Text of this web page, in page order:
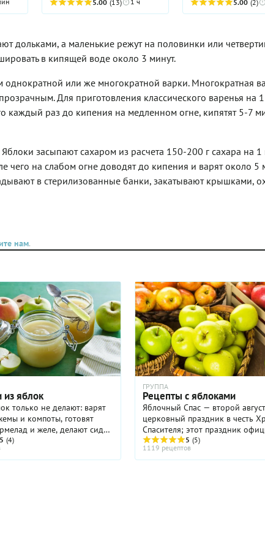
крупнее. В общем, если вам
варенье по нашему
рецепту — и обязательно с
хвостиками!
становясь почти
сохранилось
красивое,
такое у вас и
нашему рецепту.
5.00 (13)
нас этим вкусным
варений-ассорти,
варю в различных
сочетаниях.
вкусно и
5.00 (2)
дольками, а маленькие режут на половинки или
в кипящей воде около 3 минут.
или же многократной варки. Многократная
Для приготовления классического варенья на
каждый раз до кипения на медленном огне, кипятят 5-7
засыпают сахаром из расчета 150-200 г сахара на 1
чего на слабом огне доводят до кипения и варят около 5
в стерилизованные банки, закатывают крышками,
нам.
из яблок
только не делают: варят
и компоты, готовят
и желе, делают сидр.
способ заготовки
плодов, которые
...
(4)
ГРУППА
Рецепты с яблоками
Яблочный Спас — второй
церковный праздник в честь
Спасителя; этот праздник
именуется Преображение
внароде имеет ещё одна
Спас на горе. По традиции ...
5 (5)
1119 рецептов